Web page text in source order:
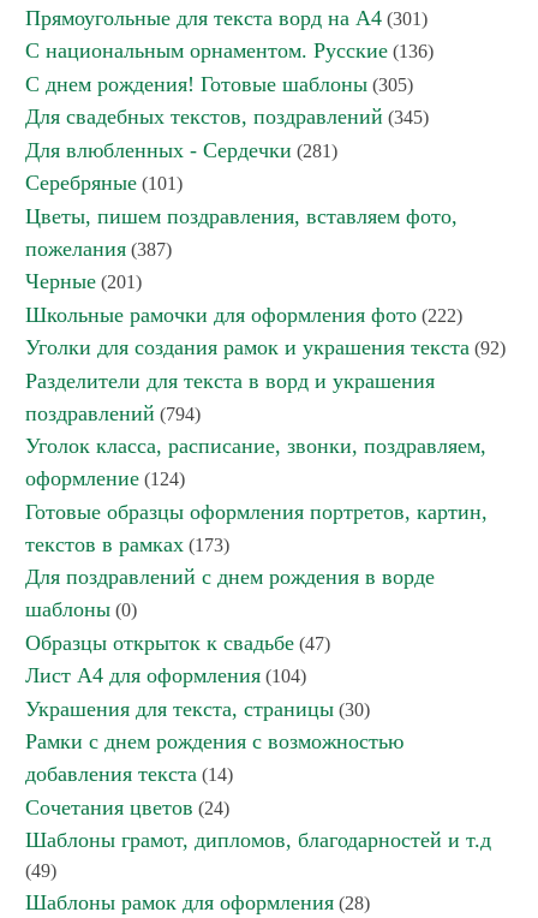
Прямоугольные для текста ворд на А4 (301)
С национальным орнаментом. Русские (136)
С днем рождения! Готовые шаблоны (305)
Для свадебных текстов, поздравлений (345)
Для влюбленных - Сердечки (281)
Серебряные (101)
Цветы, пишем поздравления, вставляем фото,
пожелания (387)
Черные (201)
Школьные рамочки для оформления фото (222)
Уголки для создания рамок и украшения текста (92)
Разделители для текста в ворд и украшения
поздравлений (794)
Уголок класса, расписание, звонки, поздравляем,
оформление (124)
Готовые образцы оформления портретов, картин,
текстов в рамках (173)
Для поздравлений с днем рождения в ворде
шаблоны (0)
Образцы открыток к свадьбе (47)
Лист А4 для оформления (104)
Украшения для текста, страницы (30)
Рамки с днем рождения с возможностью
добавления текста (14)
Сочетания цветов (24)
Шаблоны грамот, дипломов, благодарностей и т.д
(49)
Шаблоны рамок для оформления (28)